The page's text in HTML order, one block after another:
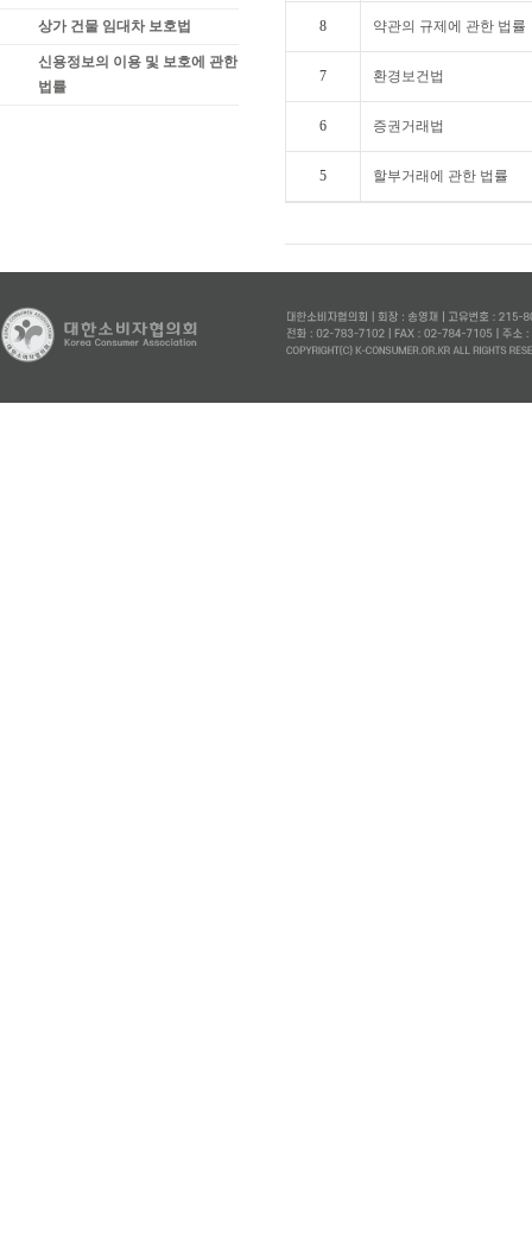
상가 건물 임대차 보호법
신용정보의 이용 및 보호에 관한
법률
8 약관의 규제에 관한 법률
7 환경보건법
6 증권거래법
5 할부거래에 관한 법률